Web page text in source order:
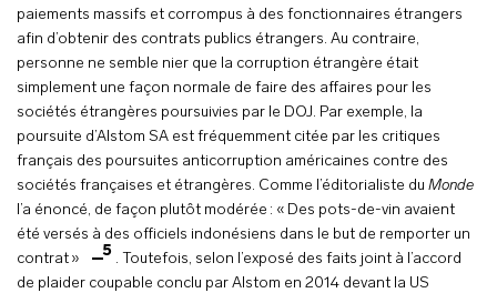
paiements massifs et corrompus à des fonctionnaires étrangers
afin d’obtenir des contrats publics étrangers. Au contraire,
personne ne semble nier que la corruption étrangère était
simplement une façon normale de faire des affaires pour les
sociétés étrangères poursuivies par le DOJ. Par exemple, la
poursuite d’Alstom SA est fréquemment citée par les critiques
français des poursuites anticorruption américaines contre des
sociétés françaises et étrangères. Comme l’éditorialiste du Monde
l’a énoncé, de façon plutôt modérée : « Des pots-de-vin avaient
été versés à des officiels indonésiens dans le but de remporter un
contrat »
5 . Toutefois, selon l’exposé des faits joint à l’accord
de plaider coupable conclu par Alstom en 2014 devant la US